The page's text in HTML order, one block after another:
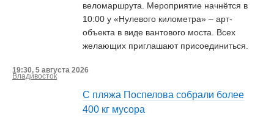
веломаршрута. Мероприятие начнётся в
10:00 у «Нулевого километра» – арт-
объекта в виде вантового моста. Всех
желающих приглашают присоединиться.
19:30, 5 августа 2026
Владивосток
С пляжа Поспелова собрали более
400 кг мусора